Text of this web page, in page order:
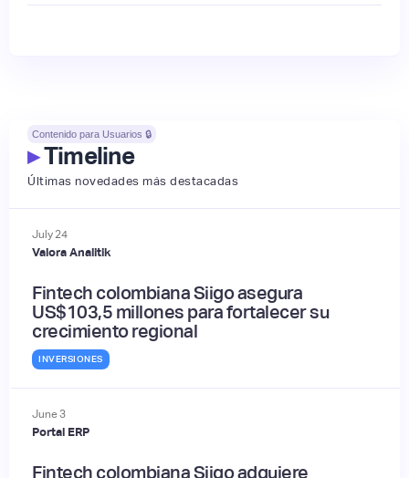
Contenido para Usuarios 🔒
▸Timeline
Últimas novedades más destacadas
July24
Valora Analitik
Fintech colombiana Siigo asegura
US$103,5 millones para fortalecer su
crecimiento regional
INVERSIONES
June3
Portal ERP
Fintech colombiana Siigo adquiere